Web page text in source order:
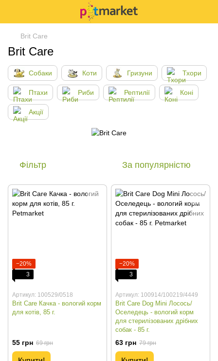
Brit Care
Brit Care
Собаки Коти Гризуни Тхори
Птахи Риби Рептилії Коні
Акції
Фільтр За популярністю
−20%
3
Артикул: 100529/0518
Brit Care Качка - вологий корм
для котів, 85 г.
55 грн 69 грн
−20%
3
Артикул: 100914/100219/4449
Brit Care Dog Mini Лосось/
Оселедець - вологий корм
для стерилізованих дрібних
собак - 85 г.
63 грн 79 грн